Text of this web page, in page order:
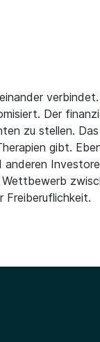
Der
zu stellen.
gibt.
Freiberuflichkeit.